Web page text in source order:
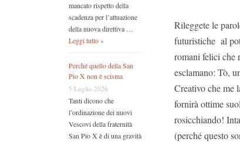
mancato rispetto della
scadenza per l’attuazione
della nuova direttiva …
Leggi tutto »
Perché quello della San
Pio X non è scisma
5 Luglio 2026
Tanti dicono che
l’ordinazione dei nuovi
Vescovi della fraternità
San Pio X è di una gravità
Rileggete le
futuristiche al
romani felici che
esclamano: Tò,
Creativo che me
fornirà ottime
rosicchiando!
(perché questo